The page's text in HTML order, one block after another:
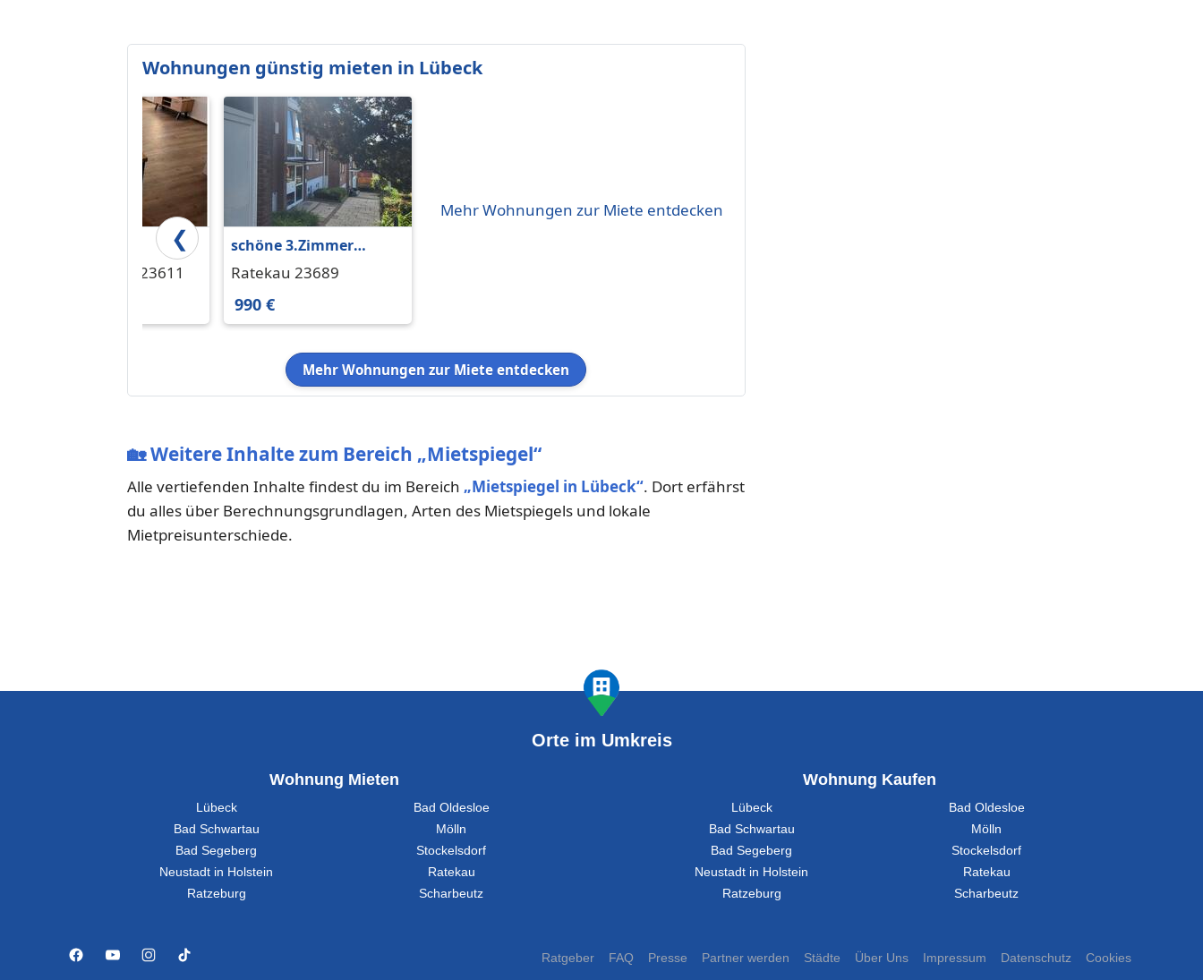
Wohnungen günstig mieten in Lübeck
❮
ZimmerFahrstuhlBalkon
Bad Schwartau 23611
schöne 3.Zimmer
Wohnung 1.OG mit
Ratekau 23689
990 €
Mehr Wohnungen zur Miete entdecken
Mehr Wohnungen zur Miete entdecken
🏡Weitere Inhalte zum Bereich „Mietspiegel“
Alle vertiefenden Inhalte findest du im Bereich „Mietspiegel in Lübeck“. Dort erfährst
du alles über Berechnungsgrundlagen, Arten des Mietspiegels und lokale
Mietpreisunterschiede.
Orte im Umkreis
Wohnung Mieten
Lübeck
Bad Oldesloe
Bad Schwartau
Mölln
Bad Segeberg
Stockelsdorf
Neustadt in Holstein
Ratekau
Ratzeburg
Scharbeutz
Wohnung Kaufen
Lübeck
Bad Oldesloe
Bad Schwartau
Mölln
Bad Segeberg
Stockelsdorf
Neustadt in Holstein
Ratekau
Ratzeburg
Scharbeutz
Ratgeber FAQ Presse Partner werden Städte Über Uns Impressum Datenschutz Cookies